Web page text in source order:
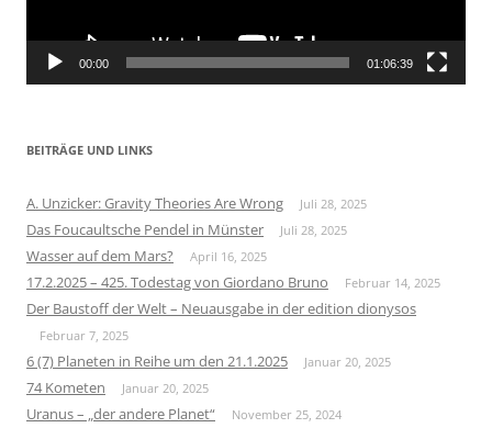
00:00 01:06:39
BEITRÄGE UND LINKS
A. Unzicker: Gravity Theories Are Wrong Juli 28, 2025
Das Foucaultsche Pendel in Münster Juli 28, 2025
Wasser auf dem Mars? April 16, 2025
17.2.2025 – 425. Todestag von Giordano Bruno Februar 14, 2025
Der Baustoff der Welt – Neuausgabe in der edition dionysos
Februar 7, 2025
6 (7) Planeten in Reihe um den 21.1.2025 Januar 20, 2025
74 Kometen Januar 20, 2025
Uranus – „der andere Planet“ November 25, 2024